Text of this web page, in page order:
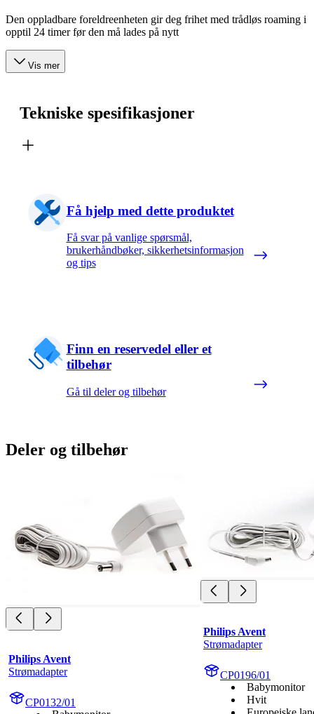
Den oppladbare foreldreenheten gir deg frihet med trådløs roaming i
opptil 24 timer før den må lades på nytt
Vis mer
Tekniske spesifikasjoner
Få hjelp med dette produktet
Få svar på vanlige spørsmål,
brukerhåndbøker, sikkerhetsinformasjon
og tips
Finn en reservedel eller et
tilbehør
Gå til deler og tilbehør
Deler og tilbehør
Philips Avent
Strømadapter
CP0132/01
Philips Avent
Strømadapter
CP0196/01
Babymonitor
Hvit